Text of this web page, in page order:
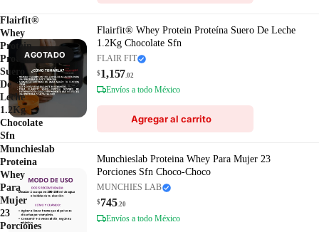
Flairfit®
Whey
Protein
Proteína
Suero
De
Leche
1.2Kg
Chocolate
Sfn
AGOTADO
Flairfit® Whey Protein Proteína Suero De Leche
1.2Kg Chocolate Sfn
FLAIR FIT
$1,157.02
Envíos a todo México
Agregar al carrito
Munchieslab
Proteina
Whey
Para
Mujer
23
Porciones
Munchieslab Proteina Whey Para Mujer 23
Porciones Sfn Choco-Choco
MUNCHIES LAB
$745.20
Envíos a todo México